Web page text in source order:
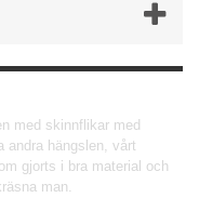
med skinnflikar med
andra hängslen, vårt
gjorts i bra material och
man.